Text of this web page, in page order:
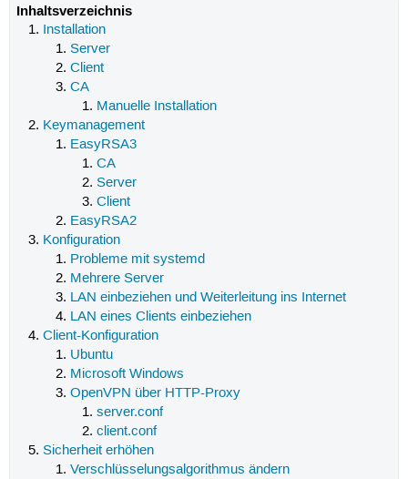
Inhaltsverzeichnis
Installation
Server
Client
CA
Manuelle Installation
Keymanagement
EasyRSA3
CA
Server
Client
EasyRSA2
Konfiguration
Probleme mit systemd
Mehrere Server
LAN einbeziehen und Weiterleitung ins Internet
LAN eines Clients einbeziehen
Client-Konfiguration
Ubuntu
Microsoft Windows
OpenVPN über HTTP-Proxy
server.conf
client.conf
Sicherheit erhöhen
Verschlüsselungsalgorithmus ändern